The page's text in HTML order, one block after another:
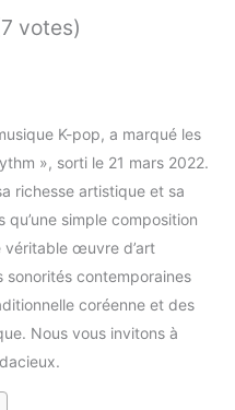
votes)
K-pop, a marqué les
», sorti le 21 mars 2022.
richesse artistique et sa
simple composition
véritable œuvre d’art
contemporaines
coréenne et des
Nous vous invitons à